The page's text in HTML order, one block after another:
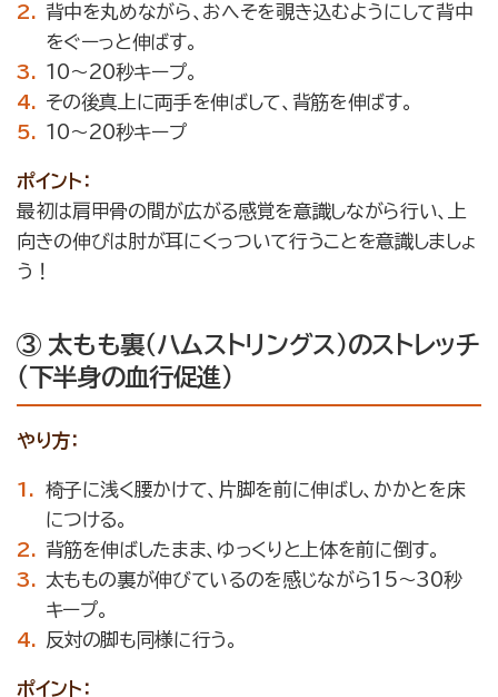
背中を丸めながら、おへそを覗き込むようにして背中
をぐーっと伸ばす。
10〜20秒キープ。
その後真上に両手を伸ばして、背筋を伸ばす。
10～20秒キープ
ポイント：
最初は肩甲骨の間が広がる感覚を意識しながら行い、上
向きの伸びは肘が耳にくっついて行うことを意識しましょ
う！
③ 太もも裏（ハムストリングス）のストレッチ
（下半身の血行促進）
やり方：
椅子に浅く腰かけて、片脚を前に伸ばし、かかとを床
につける。
背筋を伸ばしたまま、ゆっくりと上体を前に倒す。
太ももの裏が伸びているのを感じながら15〜30秒
キープ。
反対の脚も同様に行う。
ポイント：